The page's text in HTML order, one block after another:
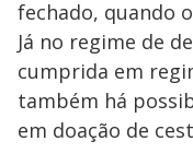
fechado, quando
Já no regime de
cumprida em
também há
em doação de